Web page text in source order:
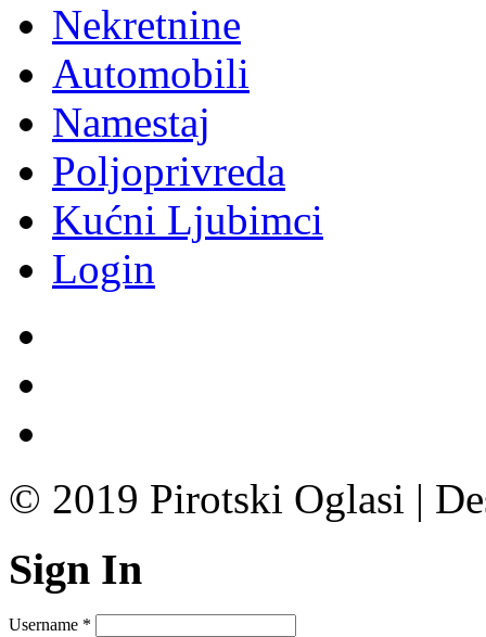
Nekretnine
Automobili
Namestaj
Poljoprivreda
Kućni Ljubimci
Login
© 2019 Pirotski Oglasi |
Sign In
Username *